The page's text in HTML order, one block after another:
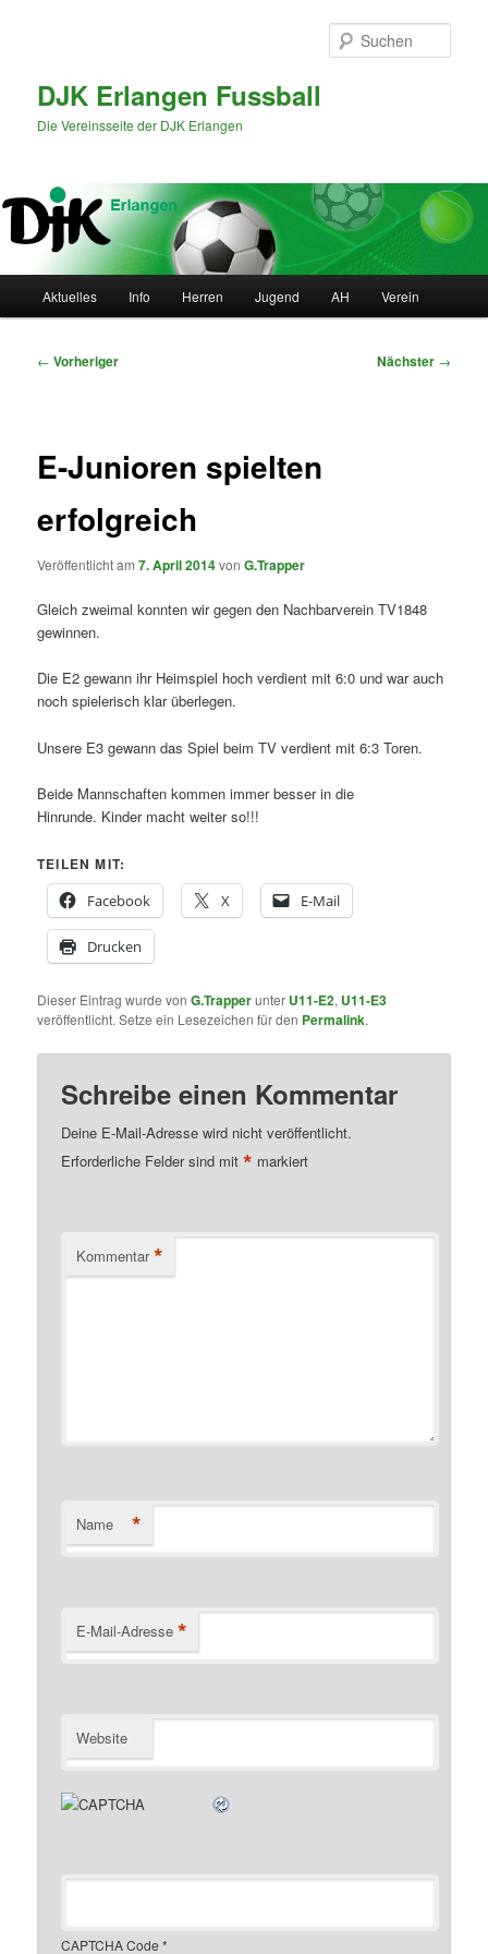
DJK Erlangen Fussball
Die Vereinsseite der DJK Erlangen
Aktuelles Info Herren Jugend AH Verein
Beitragsnavigation
← Vorheriger Nächster →
E-Junioren spielten
erfolgreich
Veröffentlicht am7. April 2014vonG.Trapper
Gleich zweimal konnten wir gegen den Nachbarverein TV1848
gewinnen.
Die E2 gewann ihr Heimspiel hoch verdient mit 6:0 und war auch
noch spielerischklar überlegen.
Unsere E3 gewann das Spiel beim TV verdient mit 6:3 Toren.
Beide Mannschaften kommen immer besser in die
Hinrunde. Kinder macht weiter so!!!
TEILEN MIT:
Facebook
X E-Mail
Drucken
Dieser Eintrag wurde vonG.Trapperunter U11-E2, U11-E3
veröffentlicht. Setze ein Lesezeichen für den Permalink.
Schreibe einen Kommentar
Deine E-Mail-Adresse wird nicht veröffentlicht.
Erforderliche Felder sind mit* markiert
Kommentar *
Name *
E-Mail-Adresse *
Website
CAPTCHA Code *